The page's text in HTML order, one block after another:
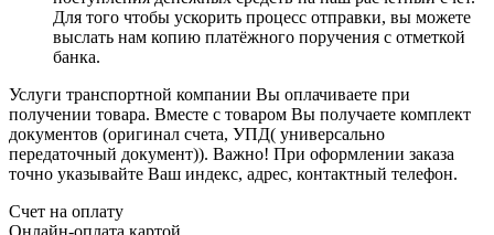
Для того чтобы ускорить процесс отправки, вы можете
выслать нам копию платёжного поручения с отметкой
банка.
Услуги транспортной компании Вы оплачиваете при
получении товара. Вместе с товаром Вы получаете комплект
документов (оригинал счета, УПД( универсально
передаточный документ)). Важно! При оформлении заказа
точно указывайте Ваш индекс, адрес, контактный телефон.
Счет на оплату
Онлайн-оплата картой